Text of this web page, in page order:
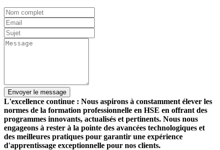
L'excellence continue : Nous aspirons à constamment élever les
normes de la formation professionnelle en HSE en offrant des
programmes innovants, actualisés et pertinents. Nous nous
engageons à rester à la pointe des avancées technologiques et
des meilleures pratiques pour garantir une expérience
d'apprentissage exceptionnelle pour nos clients.